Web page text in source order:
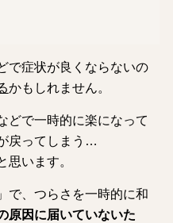
で症状が良くならないの
かもしれません。
どで一時的に楽になって
戻ってしまう…
います。
で、つらさを一時的に和
原因に届いていないた